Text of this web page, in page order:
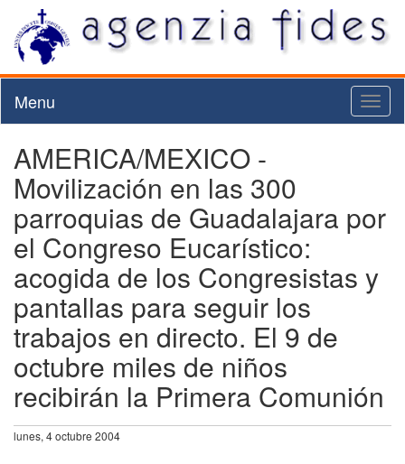
Menu
AMERICA/MEXICO -
Movilización en las 300
parroquias de Guadalajara por
el Congreso Eucarístico:
acogida de los Congresistas y
pantallas para seguir los
trabajos en directo. El 9 de
octubre miles de niños
recibirán la Primera Comunión
lunes, 4 octubre 2004